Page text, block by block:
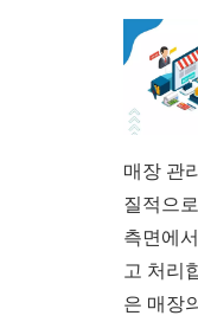
매장 관
질적으
측면에
고 처리
은 매장